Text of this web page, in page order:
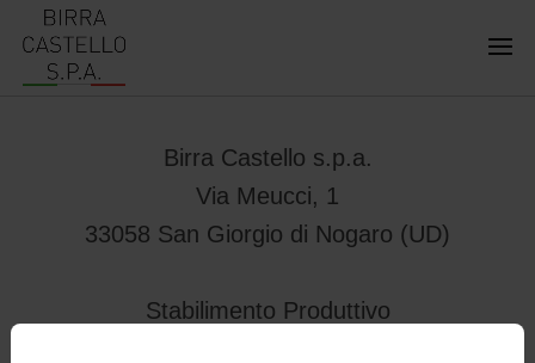
Birra Castello s.p.a.
Via Meucci, 1
33058 San Giorgio di Nogaro (UD)
Stabilimento Produttivo